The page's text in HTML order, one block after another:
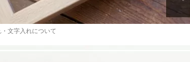
文字入れについて